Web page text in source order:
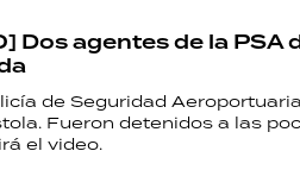
Dos agentes de la
de Seguridad
Fueron detenidos a las
el video.